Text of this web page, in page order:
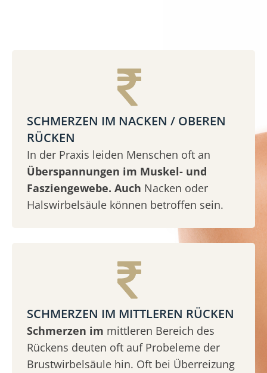
SCHMERZEN IM NACKEN / OBEREN
RÜCKEN
In der Praxis leiden Menschen oft an
Überspannungen im Muskel- und
Fasziengewebe. Auch Nacken oder
Halswirbelsäule können betroffen sein.
SCHMERZEN IM MITTLEREN RÜCKEN
Schmerzen im mittleren Bereich des
Rückens deuten oft auf Probeleme der
Brustwirbelsäule hin. Oft bei Überreizung